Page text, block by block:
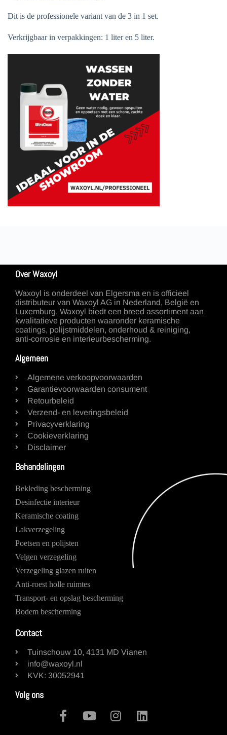
Dit is de professionele variant van de 3 in 1 set.
Verkrijgbaar in verpakkingen: 1 liter en 5 liter.
Over Waxoyl
Waxoyl is onderdeel van Elgersma en is officieel
distributeur van Waxoyl AG in Nederland, België en
Luxemburg. Waxoyl biedt een breed assortiment aan
kwalitatieve producten waaronder keramische
coatings, polijstmiddelen, onderhoud & reiniging,
anti-corrosie en interieurbescherming.
Algemeen
Algemene verkoopvoorwaarden
Garantievoorwaarden consument
Retourbeleid
Verzend- en leveringsbeleid
Privacyverklaring
Cookieverklaring
Disclaimer
Behandelingen
Bekleding bescherming
Desinfectie interieur
Keramische coating
Lakverzegeling
Poetsen en polijsten
Velgen verzegeling
Verzegeling glazen ruiten
Anti-roest holle ruimtes
Transport- en opslag bescherming
Bodem bescherming
Contact
Tuinschouw 10, 4131 MD Vianen
info@waxoyl.nl
KVK: 30052941
Volg ons